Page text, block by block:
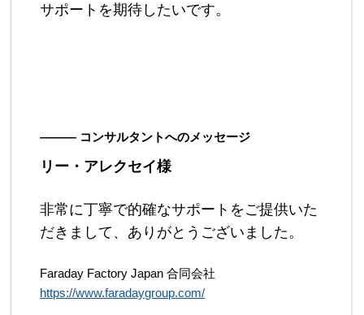
サポートを期待したいです。
――― コンサルタントへのメッセージ
リー・アレクセイ様
非常に丁寧で的確なサポートをご提供いた
だきまして、ありがとうございました。
Faraday Factory Japan 合同会社
https://www.faradaygroup.com/